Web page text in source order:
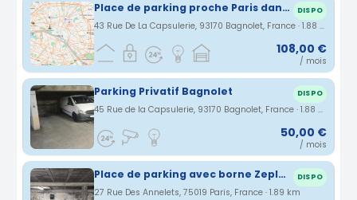
Place de parking proche Paris dans un parking couvert et sécurisé DISPO
43 Rue De La Capsulerie, 93170 Bagnolet, France · 1.88 km
108,00 €
/ mois
Parking Privatif Bagnolet DISPO
45 Rue de la Capsulerie, 93170 Bagnolet, France · 1.88 km
50,00 €
/ mois
Place de parking avec borne Zeplug – Quartier Jourdain / Buttes Chaumont DISPO
27 Rue Des Annelets, 75019 Paris, France · 1.89 km